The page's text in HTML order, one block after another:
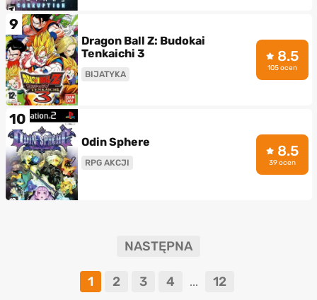
9
Dragon Ball Z: Budokai
Tenkaichi 3
BIJATYKA
8.5
105 ocen
10
Odin Sphere
RPG AKCJI
8.5
39 ocen
NASTĘPNA
1 2 3 4 ... 12